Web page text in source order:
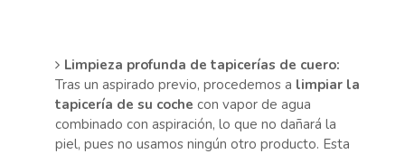
Limpieza profunda de tapicerías de cuero:
Tras un aspirado previo, procedemos a limpiar la
tapicería de su coche con vapor de agua
combinado con aspiración, lo que no dañará la
piel, pues no usamos ningún otro producto. Esta